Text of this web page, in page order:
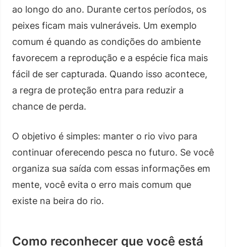
ao longo do ano. Durante certos períodos, os
peixes ficam mais vulneráveis. Um exemplo
comum é quando as condições do ambiente
favorecem a reprodução e a espécie fica mais
fácil de ser capturada. Quando isso acontece,
a regra de proteção entra para reduzir a
chance de perda.
O objetivo é simples: manter o rio vivo para
continuar oferecendo pesca no futuro. Se você
organiza sua saída com essas informações em
mente, você evita o erro mais comum que
existe na beira do rio.
Como reconhecer que você está